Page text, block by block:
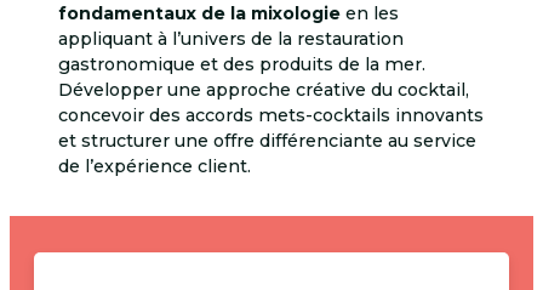
fondamentaux de la mixologie en les
appliquant à l’univers de la restauration
gastronomique et des produits de la mer.
Développer une approche créative du cocktail,
concevoir des accords mets-cocktails innovants
et structurer une offre différenciante au service
de l’expérience client.